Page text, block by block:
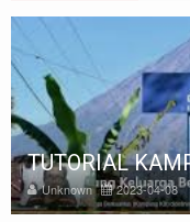
TUTORIAL
Unknown 2023-04-08